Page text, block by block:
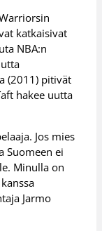
katkaisivat
NBA:n
(2011) pitivät
hakee uutta
Jos mies
Suomeen ei
Minulla on
Jarmo